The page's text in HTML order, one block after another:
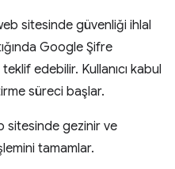
sitesinde güvenliği ihlal
Google Şifre
edebilir. Kullanıcı kabul
süreci başlar.
sitesinde gezinir ve
tamamlar.